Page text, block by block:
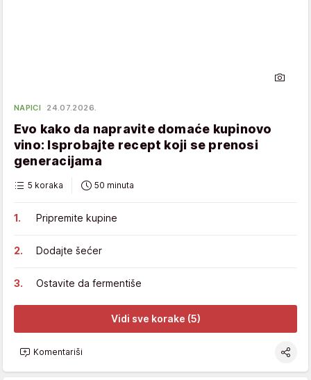
NAPICI 24.07.2026.
Evo kako da napravite domaće kupinovo
vino: Isprobajte recept koji se prenosi
generacijama
5 koraka 50 minuta
Pripremite kupine
Dodajte šećer
Ostavite da fermentiše
Vidi sve korake (5)
Komentariši